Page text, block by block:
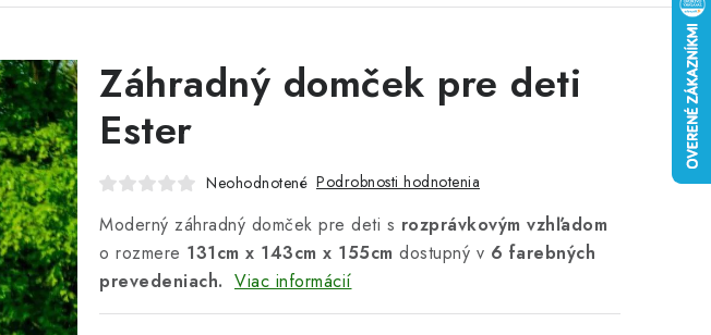
Záhradný domček pre deti
Ester
Neohodnotené Podrobnosti hodnotenia
Moderný záhradný domček pre deti s rozprávkovým vzhľadom
o rozmere 131cm x 143cm x 155cm dostupný v 6 farebných
prevedeniach. Viac informácií